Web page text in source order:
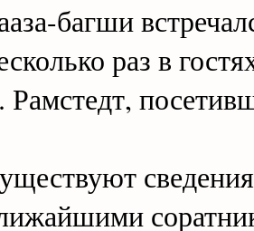
багши
раз в
Рамстедт,